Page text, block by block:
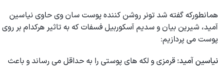
همانطورکه گفته شد تونر روشن کننده پوست سان وی حاوی نیاسین
آمید، شیرین بیان و سدیم آسکوربیل فسفات که به تاثیر هرکدام بر روی
پوست می پردازیم:
نیاسین آمید: قرمزی و لکه های پوستی را به حداقل می رساند و باعث